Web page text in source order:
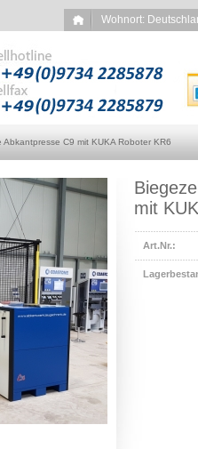
Wohnort:
Abkantpresse C9 mit KUKA Roboter KR6
mit
Art.Nr.: